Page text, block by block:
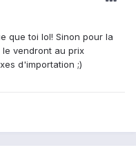
que toi lol! Sinon pour la
vendront au prix
d'importation ;)